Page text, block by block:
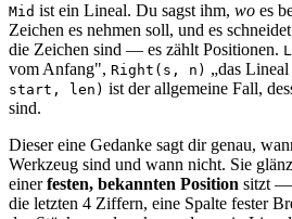
Mid ist ein Lineal. Du sagst ihm, wo es
Zeichen es nehmen soll, und es
die Zeichen sind — es zählt Positionen.
vom Anfang", Right(s, n) „das
start, len) ist der allgemeine Fall,
sind.
Dieser eine Gedanke sagt dir genau,
Werkzeug sind und wann nicht. Sie
einerfesten, bekannten Position sitzt —
die letzten 4 Ziffern, eine Spalte fester